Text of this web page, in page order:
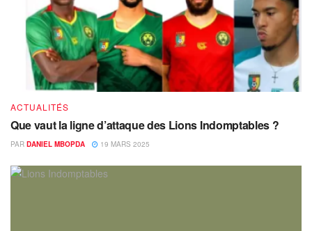
ACTUALITÉS
Que vaut la ligne d’attaque des Lions Indomptables ?
PAR DANIEL MBOPDA 19 MARS 2025